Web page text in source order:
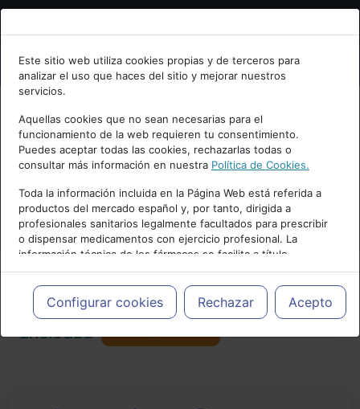
Bienvenid@ a psiquiatria.com
Escribe tu Email
Accede o regístrate con tu email.
Cancelar
Este sitio web utiliza cookies propias y de terceros para
analizar el uso que haces del sitio y mejorar nuestros
servicios.
Aquellas cookies que no sean necesarias para el
funcionamiento de la web requieren tu consentimiento.
Puedes aceptar todas las cookies, rechazarlas todas o
consultar más información en nuestra Política de Cookies.
Toda la información incluida en la Página Web está referida a
productos del mercado español y, por tanto, dirigida a
profesionales sanitarios legalmente facultados para prescribir
o dispensar medicamentos con ejercicio profesional. La
información técnica de los fármacos se facilita a título
meramente informativo, siendo responsabilidad de los
profesionales facultados prescribir medicamentos y decidir, en
cada caso concreto, el tratamiento más adecuado a las
necesidades del paciente.
Configurar cookies Rechazar Acepto
Actualidad y Artículos|Trastornos de
ansiedad